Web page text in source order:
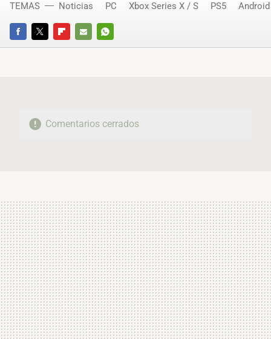
FACEBOOKTWITTERFLIPBOARD
E-
WHATSAPP
TEMAS Noticias PC Xbox Series X / S PS5 Android
Comentarios cerrados